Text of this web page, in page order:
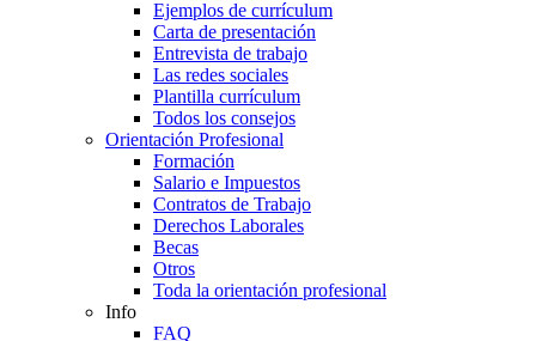
Ejemplos de currículum
Carta de presentación
Entrevista de trabajo
Las redes sociales
Plantilla currículum
Todos los consejos
Orientación Profesional
Formación
Salario e Impuestos
Contratos de Trabajo
Derechos Laborales
Becas
Otros
Toda la orientación profesional
Info
FAQ